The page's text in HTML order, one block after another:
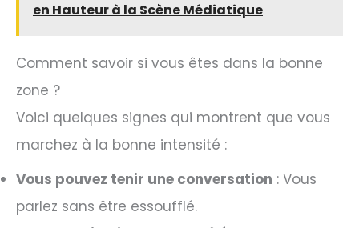
en Hauteur à la Scène Médiatique
Comment savoir si vous êtes dans la bonne
zone ?
Voici quelques signes qui montrent que vous
marchez à la bonne intensité :
Vous pouvez tenir une conversation : Vous
parlez sans être essoufflé.